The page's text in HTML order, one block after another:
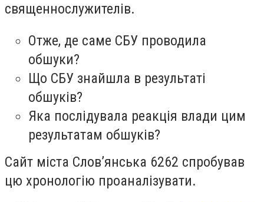
священнослужителів.
Отже, де саме СБУ проводила
обшуки?
Що СБУ знайшла в результаті
обшуків?
Яка послідувала реакція влади цим
результатам обшуків?
Сайт міста Словʼянська 6262 спробував
цю хронологію проаналізувати.